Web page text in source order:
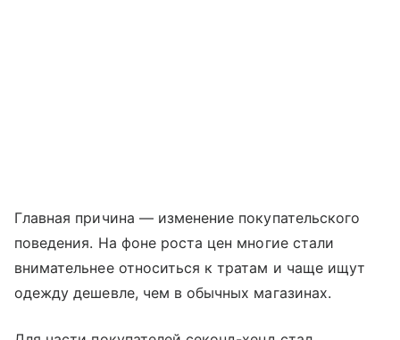
Главная причина — изменение покупательского
поведения. На фоне роста цен многие стали
внимательнее относиться к тратам и чаще ищут
одежду дешевле, чем в обычных магазинах.